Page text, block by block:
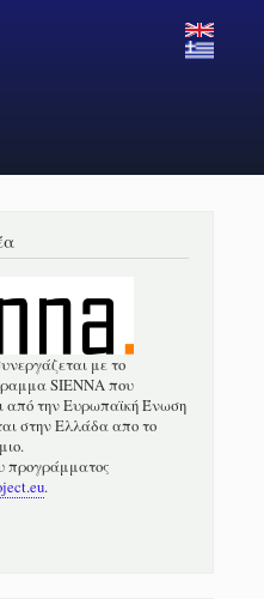
με το
SIENNA που
από την Ευρωπαϊκή Ένωση
στην Ελλάδα απο το
προγράμματος
.